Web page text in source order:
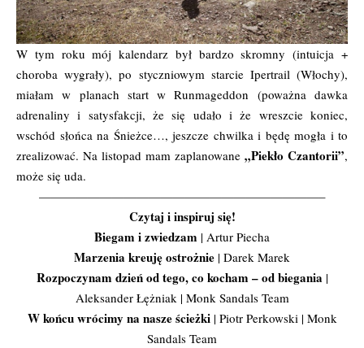
W tym roku mój kalendarz był bardzo skromny (intuicja +
choroba wygrały), po styczniowym starcie Ipertrail (Włochy),
miałam w planach start w Runmageddon (poważna dawka
adrenaliny i satysfakcji, że się udało i że wreszcie koniec,
wschód słońca na Śnieżce…, jeszcze chwilka i będę mogła i to
zrealizować. Na listopad mam zaplanowane „Piekło Czantorii”,
może się uda.
———————————————————————–
Czytaj i inspiruj się!
Biegam i zwiedzam | Artur Piecha
Marzenia kreuję ostrożnie | Darek Marek
Rozpoczynam dzień od tego, co kocham – od biegania |
Aleksander Łężniak | Monk Sandals Team
W końcu wrócimy na nasze ścieżki | Piotr Perkowski | Monk
Sandals Team